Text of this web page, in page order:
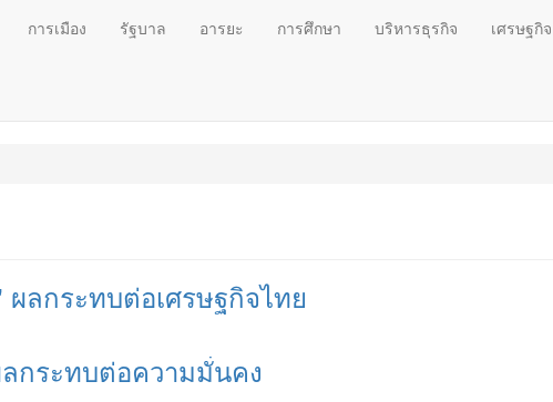
การเมือง รัฐบาล อารยะ การศึกษา บริหารธุรกิจ เศรษฐกิจ
ผลกระทบต่อเศรษฐกิจไทย
กระทบต่อความมั่นคง